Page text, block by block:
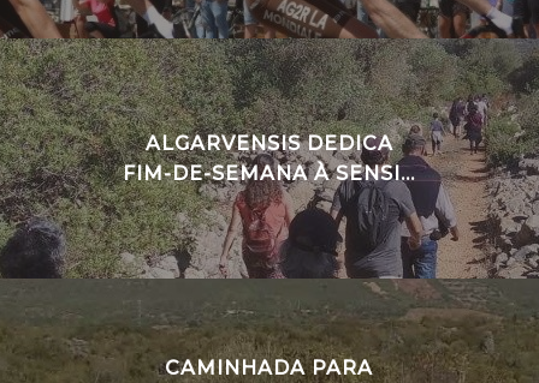
ALGARVENSIS DEDICA
FIM-DE-SEMANA À SENSI...
CAMINHADA PARA